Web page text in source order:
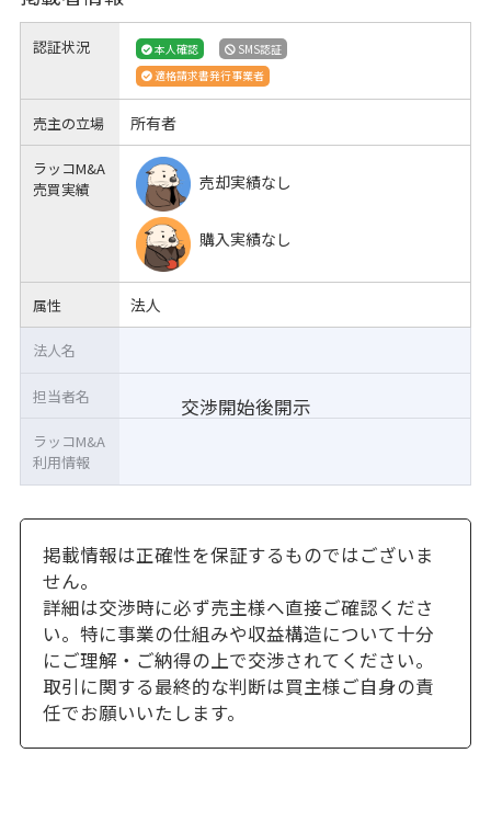
認証状況 本人確認
SMS認証
適格請求書発行事業者
売主の立場 所有者
ラッコM&A
売買実績
売却実績なし
購入実績なし
属性 法人
交渉開始後開示
法人名
担当者名
ラッコM&A
利用情報
掲載情報は正確性を保証するものではございま
せん。
詳細は交渉時に必ず売主様へ直接ご確認くださ
い。特に事業の仕組みや収益構造について十分
にご理解・ご納得の上で交渉されてください。
取引に関する最終的な判断は買主様ご自身の責
任でお願いいたします。